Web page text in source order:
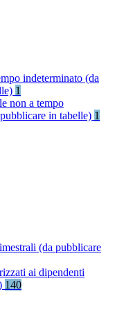
indeterminato (da
1
non a tempo
in tabelle) 1
(da pubblicare
ai dipendenti
140